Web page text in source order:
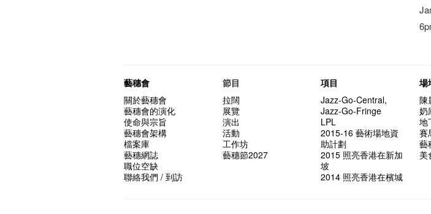
藝穗會
關於藝穗會
藝穗會的演化
使命與宗旨
藝穗會架構
檔案庫
藝穗網誌
職位空缺
聯絡我們 / 到訪
節目
拉闊
展覽
演出
活動
工作坊
藝穗節2027
項目
Jazz-Go-Central,
Jazz-Go-Fringe
LPL
2015-16 藝術場地資
助計劃
2015 照亮香港在新加
坡
2014 照亮香港在檳城
場
陳
奶
地
賽
藝
美